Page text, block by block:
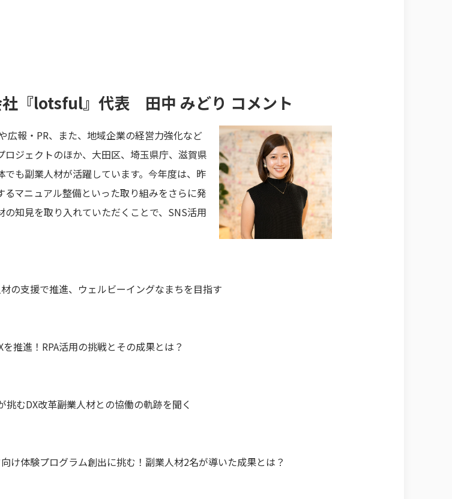
社『lotsful』代表 田中 みどり コメント
広報・PR、また、地域企業の経営力強化など
ジェクトのほか、大田区、埼玉県庁、滋賀県
も副業人材が活躍しています。今年度は、昨
マニュアル整備といった取り組みをさらに発
知見を取り入れていただくことで、SNS活用
の支援で推進、ウェルビーイングなまちを目指す
推進！RPA活用の挑戦とその成果とは？
むDX改革――副業人材との協働の軌跡を聞く
け体験プログラム創出に挑む！副業人材2名が導いた成果とは？